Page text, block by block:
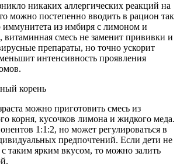
никаких аллергических реакций на
можно постепенно вводить в рацион так
иммунитета из имбиря с лимоном и
смесь не заменит прививки и
препараты, но точно ускорит
интенсивность проявления
можно приготовить смесь из
корня, кусочков лимона и жидкого меда.
1:1:2, но может регулироваться в
предпочтений. Если дети не
с таким ярким вкусом, то можно залить